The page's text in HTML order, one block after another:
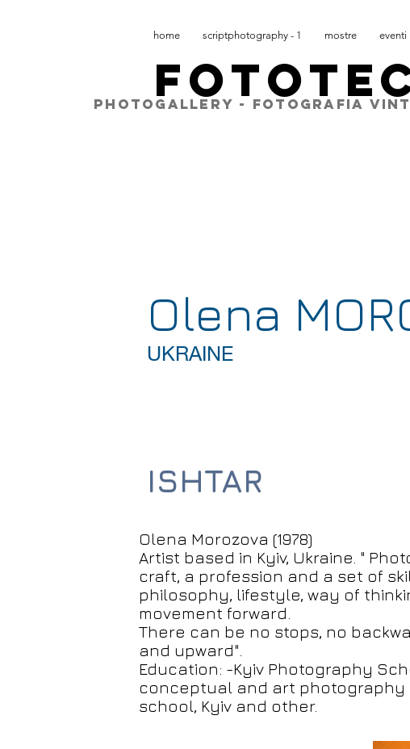
home scriptphotography - 1 mostre eventi
PHOTOGALLERY - FOTOGRAFIA
Olena
UKRAINE
ISHTAR
Olena Morozova (1978)
Artist based in Kyiv, Ukraine. "
craft, a profession and a set of
philosophy, lifestyle, way of
movement forward.
There can be no stops, no
and upward".
Education: -Kyiv Photography
conceptual and art photography
school, Kyiv and other.